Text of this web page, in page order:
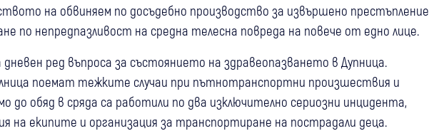
на обвиняем по досъдебно производство за извършено престъпление
по непредпазливост на средна телесна повреда на повече от едно лице.
ред въпроса за състоянието на здравеопазването в Дупница.
поемат тежките случаи при пътнотранспортни произшествия и
до обяд в сряда са работили по два изключително сериозни инцидента,
на екипите и организация за транспортиране на пострадали деца.